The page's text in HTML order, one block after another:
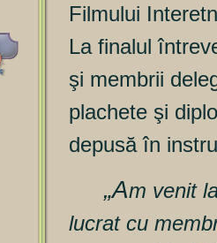
Filmului
La finalul
şi membrii
plachete şi
depusă în
„Am venit
lucrat cu